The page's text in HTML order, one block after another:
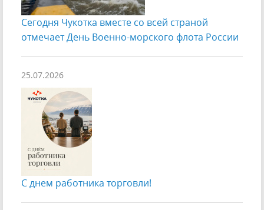
Сегодня Чукотка вместе со всей страной
отмечает День Военно-морского флота России
25.07.2026
С днем работника торговли!